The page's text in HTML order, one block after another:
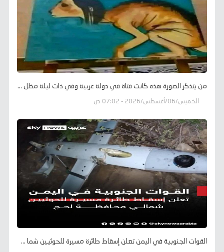
من يتذكر الصورة هذه كانت فتاة في دولة عربية وفي ذات ليلة مظل ...
الخميس/06/أغسطس/2026 - 07:02 ص
القوات الجنوبية في اليمن تعلن إسقاط طائرة مسيرة للحوثيين شما ...